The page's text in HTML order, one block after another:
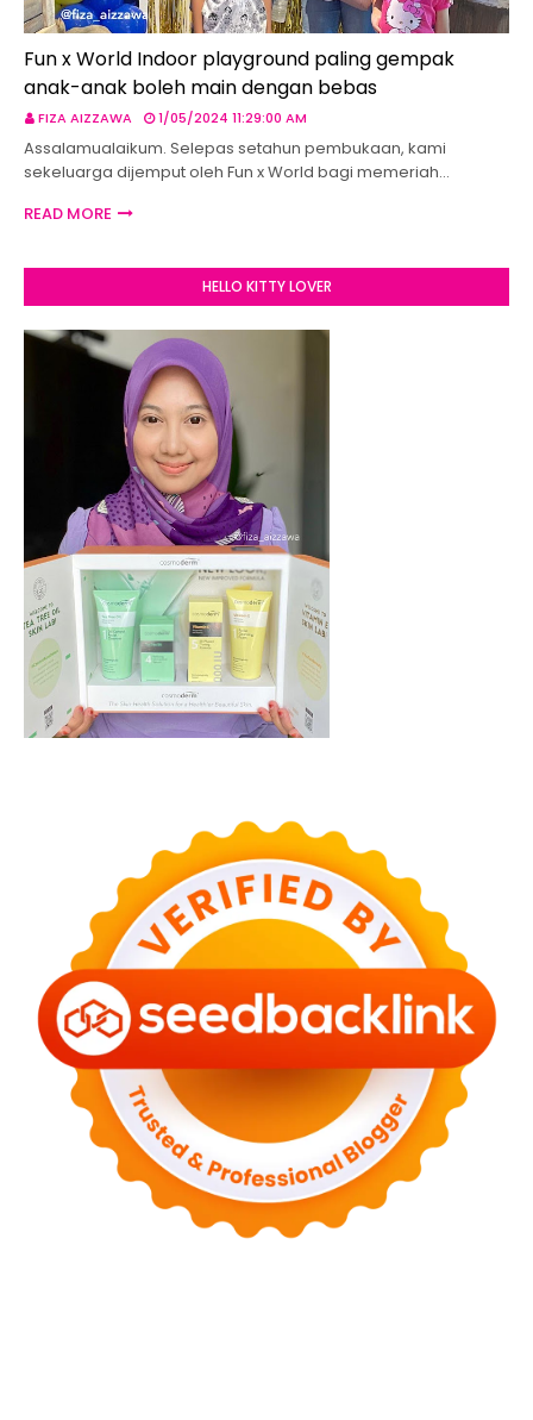
Fun x World Indoor playground paling gempak
anak-anak boleh main dengan bebas
FIZA AIZZAWA 1/05/2024 11:29:00 AM
Assalamualaikum. Selepas setahun pembukaan, kami
sekeluarga dijemput oleh Fun x World bagi memeriah…
READ MORE
HELLO KITTY LOVER